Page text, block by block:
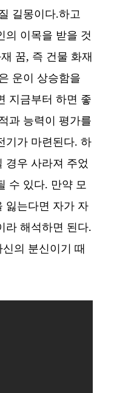
길몽이다.하고
의 이목을 받을 것
꿈, 즉 건물 화재
운이 상승함을
지금부터 하면 좋
과 능력이 평가를
기가 마련된다. 하
경우 사라져 주었
수 있다. 만약 모
잃는다면 자가 자
라 해석하면 된다.
의 분신이기 때